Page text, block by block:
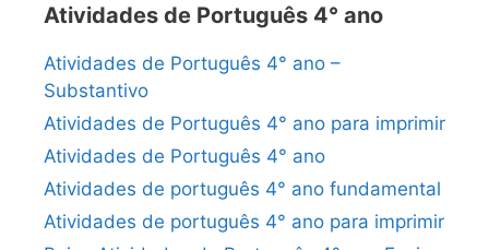
Atividades de Português 4° ano
Atividades de Português 4° ano –
Substantivo
Atividades de Português 4° ano para imprimir
Atividades de Português 4° ano
Atividades de português 4° ano fundamental
Atividades de português 4° ano para imprimir